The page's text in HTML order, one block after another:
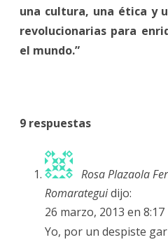
una cultura, una ética y
revolucionarias para
el mundo.”
9 respuestas
Rosa Plazaola
Romarateguidijo:
26 marzo, 2013 en 8:17
Yo, por un despiste